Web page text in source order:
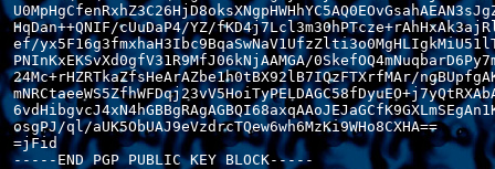
HqDan++QNIF/cUuDaP4/YZ/
ef/
PNInKxEKSvXd0gfV31R9MfJ06kNjAAMGA/
24Mc+rHZRTkaZfsHeArAZbe1h0tBX92lB7IQzFTXrfMAr/
osgPJ/ql/aUK5ObUAJ9eVzdrcTQew6wh6MzKi9WHo8CXHA==
=jFid
-----END PGP PUBLIC KEY BLOCK-----